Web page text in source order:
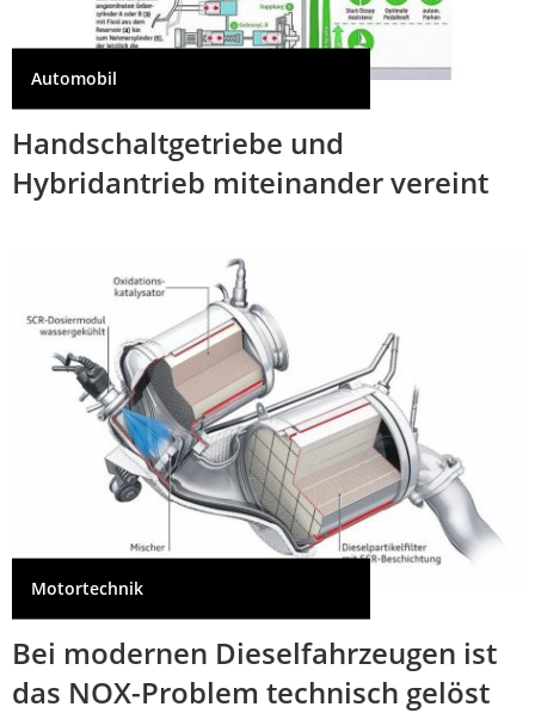
Automobil
Handschaltgetriebe und
Hybridantrieb miteinander vereint
Motortechnik
Bei modernen Dieselfahrzeugen ist
das NOX-Problem technisch gelöst